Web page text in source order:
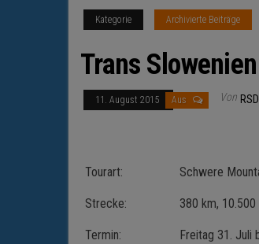
Kategorie Archivierte Beiträge
Trans
11. August 2015 Aus Von
Tourart: Schwere
Strecke: 380 km, 10.500
Termin: Freitag 31. Juli